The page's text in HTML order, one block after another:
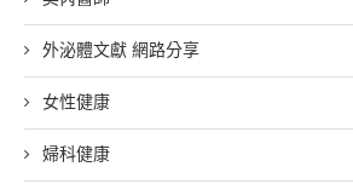
外泌體文獻 網路分享
女性健康
婦科健康